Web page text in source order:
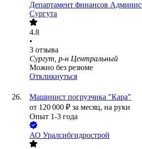
Департамент финансов
Сургута
4.8
•
3 отзыва
Сургут, р-н Центральный
Можно без резюме
Откликнуться
Машинист погрузчика "Кара"
от 120 000 ₽ за месяц, на руки
Опыт 1-3 года
АО Уралсибгидрострой